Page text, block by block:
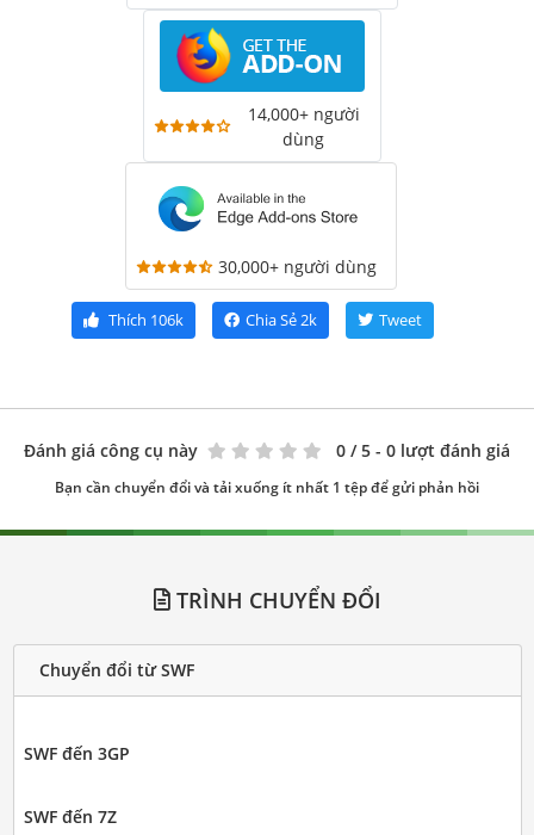
14,000+ người
dùng
30,000+ người dùng
Thích 106k Chia Sẻ2k Tweet
Đánh giá công cụ này 0 / 5 - 0 lượt đánh giá
Bạn cần chuyển đổi và tải xuống ít nhất 1 tệp để gửi phản hồi
TRÌNH CHUYỂN ĐỔI
Chuyển đổi từ SWF
SWF đến 3GP
SWF đến 7Z